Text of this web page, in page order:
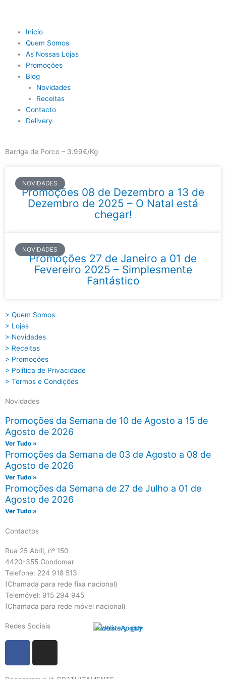
Main
Menu
Inicio
Quem Somos
As Nossas Lojas
Promoções
Blog
Novidades
Receitas
Contacto
Delivery
Barriga de Porco – 3.99€/Kg
NOVIDADES
Promoções 08 de Dezembro a 13 de
Dezembro de 2025 – O Natal está
chegar!
NOVIDADES
Promoções 27 de Janeiro a 01 de
Fevereiro 2025 – Simplesmente
Fantástico
> Quem Somos
> Lojas
> Novidades
> Receitas
> Promoções
> Política de Privacidade
> Termos e Condições
Novidades
Promoções da Semana de 10 de Agosto a 15 de
Agosto de 2026
Ver Tudo »
Promoções da Semana de 03 de Agosto a 08 de
Agosto de 2026
Ver Tudo »
Promoções da Semana de 27 de Julho a 01 de
Agosto de 2026
Ver Tudo »
Contactos
Rua 25 Abril, nº 150
4420-355 Gondomar
Telefone: 224 918 513
(Chamada para rede fixa nacional)
Telemóvel: 915 294 945
(Chamada para rede móvel nacional)
Redes Sociais